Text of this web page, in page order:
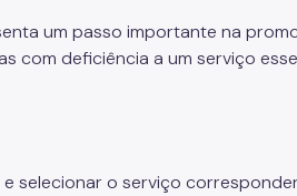
um passo importante na
com deficiência a um serviço
e selecionar o serviço